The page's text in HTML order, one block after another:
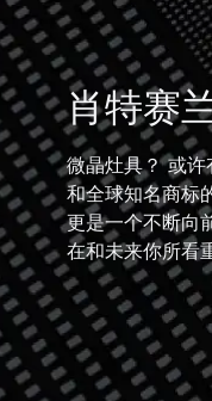
肖特赛
微晶灶具？ 或
和全球知名商标
更是一个不断向
在和未来你所看